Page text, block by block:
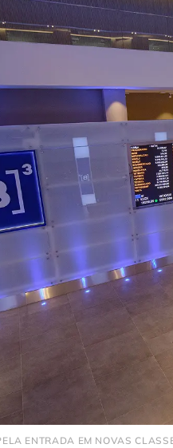
ENTRADA EM NOVAS